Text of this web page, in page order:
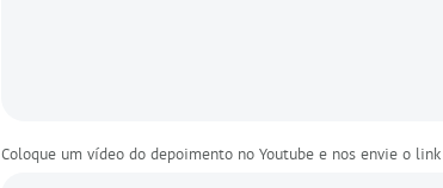
Coloque um vídeo do depoimento no Youtube e nos envie o link